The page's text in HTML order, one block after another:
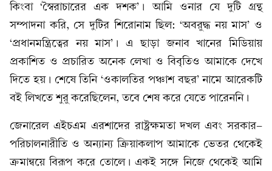
কিংবা ‘স্বৈরাচারের এক দশক’। আমি ওনার যে দুটি গ্রন্থ
সম্পাদনা করি, সে দুটির শিরোনাম ছিল: ‘অবরুদ্ধ নয় মাস’ ও
‘প্রধানমন্ত্রিত্বের নয় মাস’। এ ছাড়া জনাব খানের মিডিয়ায়
প্রকাশিত ও প্রচারিত অনেক লেখা ও বিবৃতিও আমাকে দেখে
দিতে হয়। শেষে তিনি ‘ওকালতির পঞ্চাশ বছর’ নামে আরেকটি
বই লিখতে শুরু করেছিলেন, তবে শেষ করে যেতে পারেননি।
জেনারেল এইচএম এরশাদের রাষ্ট্রক্ষমতা দখল এবং সরকার-
পরিচালনারীতি ও অন্যান্য ক্রিয়াকলাপ আমাকে ভেতর থেকেই
ক্রমান্বয়ে বিরূপ করে তোলে। একই সঙ্গে নিজে থেকেই আমি